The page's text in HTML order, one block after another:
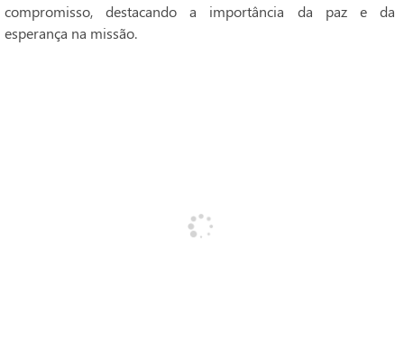
compromisso, destacando a importância da paz e da
esperança na missão.